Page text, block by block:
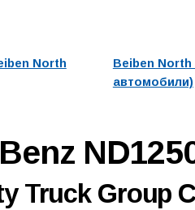
North
Beiben North
автомобили)
Truck Group